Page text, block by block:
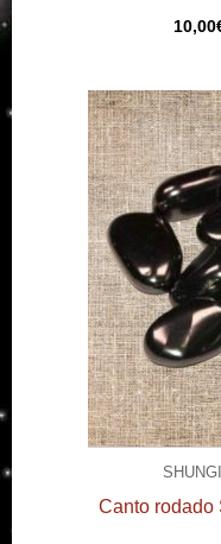
10,00
Canto rodado